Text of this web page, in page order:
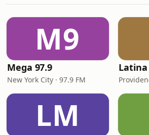
M9
Mega 97.9
New York City · 97.9 FM
Latina
LM